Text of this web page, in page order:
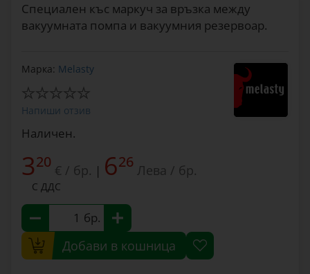
Специален къс маркуч за връзка между
вакуумната помпа и вакуумния резервоар.
Марка: Melasty
Напиши отзив
Наличен.
320 € / бр. | 626 Лева / бр.
С ДДС
бр.
Добави в кошница